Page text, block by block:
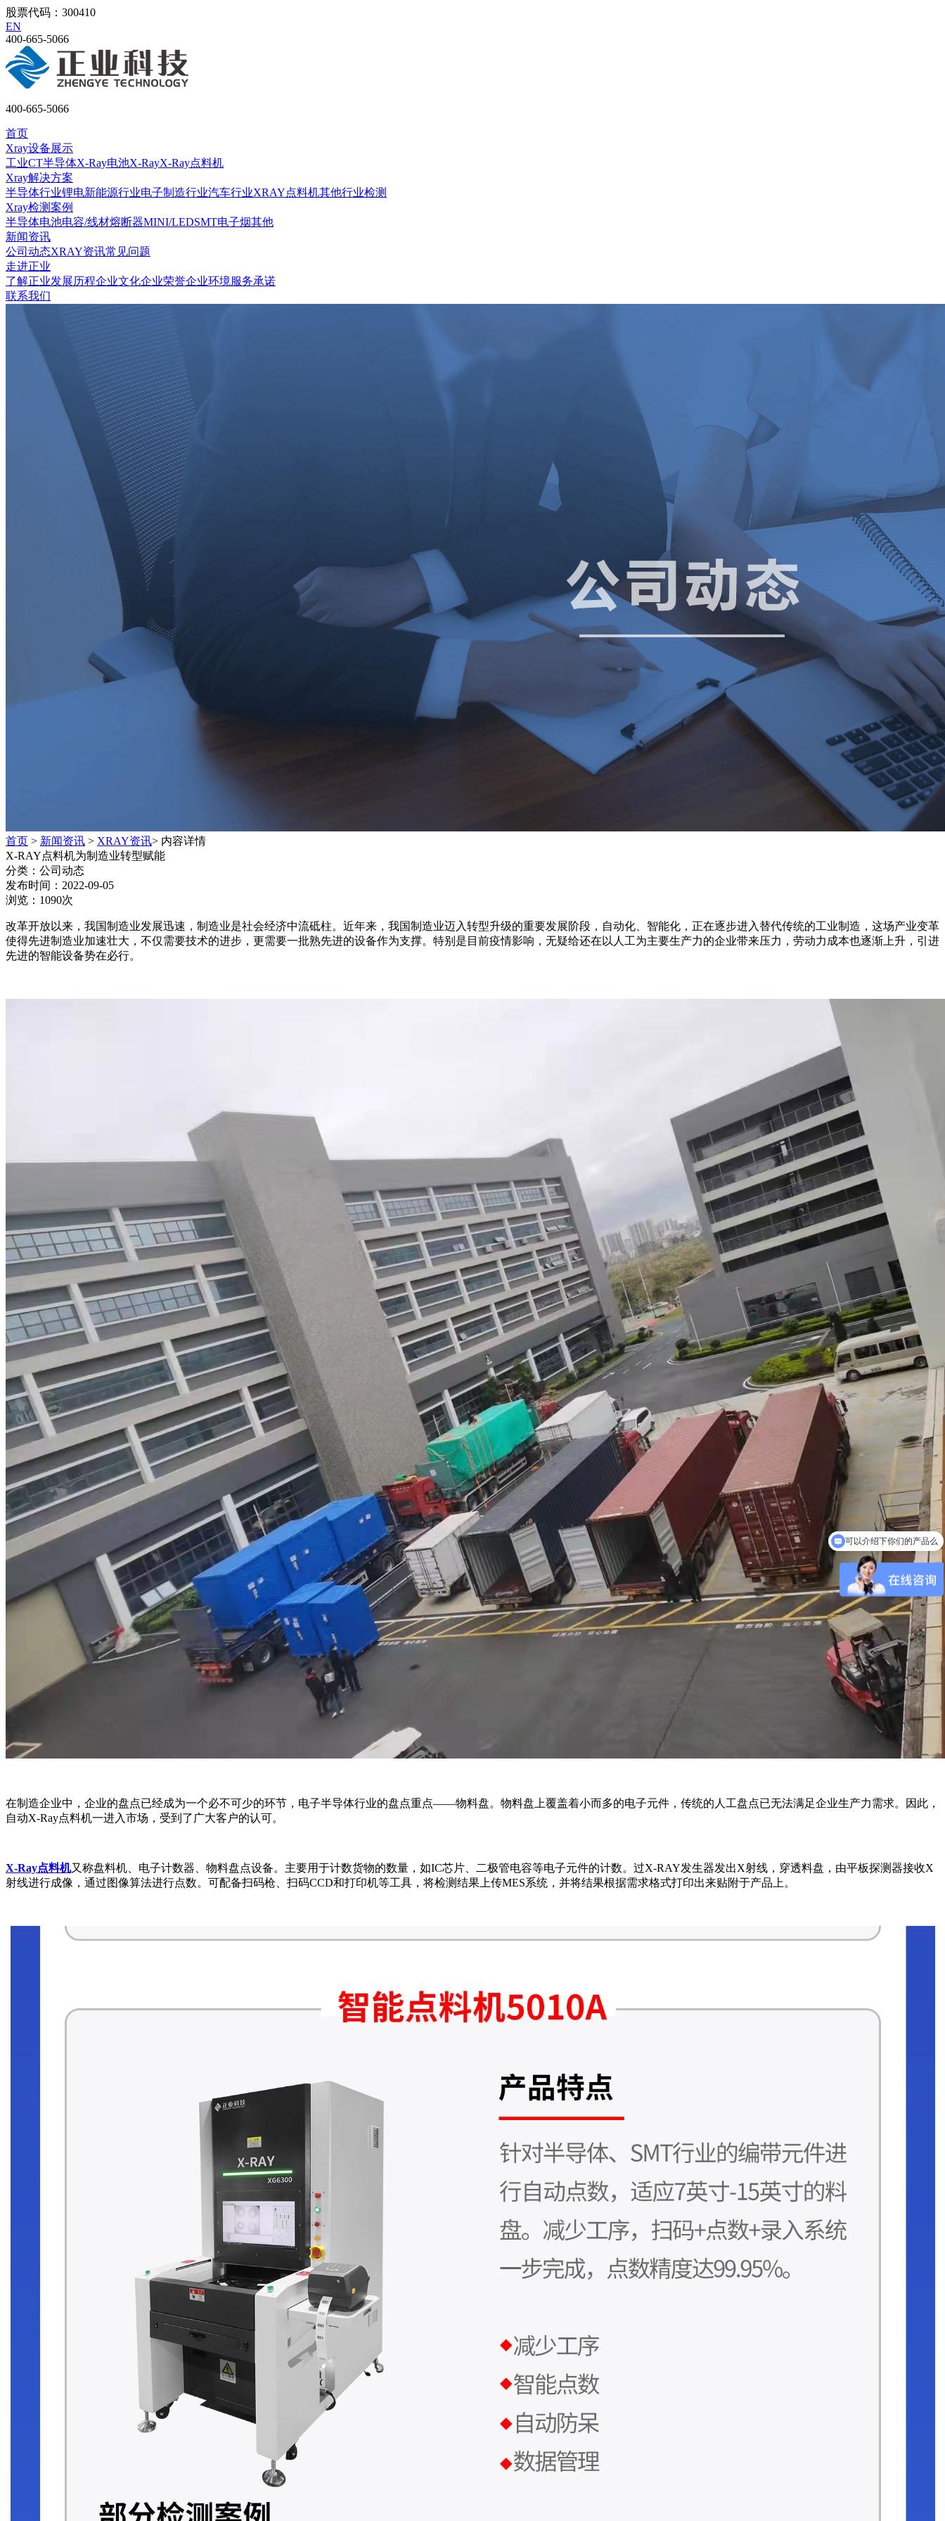
股票代码：300410
EN
400-665-5066
400-665-5066
首页
Xray设备展示
工业CT半导体X-Ray电池X-RayX-Ray点料机
Xray解决方案
半导体行业锂电新能源行业电子制造行业汽车行业XRAY点料机其他行业检测
Xray检测案例
半导体电池电容/线材熔断器MINI/LEDSMT电子烟其他
新闻资讯
公司动态XRAY资讯常见问题
走进正业
了解正业发展历程企业文化企业荣誉企业环境服务承诺
联系我们
首页 > 新闻资讯 > XRAY资讯> 内容详情
X-RAY点料机为制造业转型赋能
分类： 公司动态
发布时间： 2022-09-05
浏览： 1090次
改革开放以来，我国制造业发展迅速，制造业是社会经济中流砥柱。近年来，我国制造业迈入转型升级的重要发展阶段，自动化、智能化，正在逐步进入替代传统的工业制造，这场产业变革
使得先进制造业加速壮大，不仅需要技术的进步，更需要一批熟先进的设备作为支撑。特别是目前疫情影响，无疑给还在以人工为主要生产力的企业带来压力，劳动力成本也逐渐上升，引进
先进的智能设备势在必行。
在制造企业中，企业的盘点已经成为一个必不可少的环节，电子半导体行业的盘点重点——物料盘。物料盘上覆盖着小而多的电子元件，传统的人工盘点已无法满足企业生产力需求。因此，
自动X-Ray点料机一进入市场，受到了广大客户的认可。
X-Ray点料机又称盘料机、电子计数器、物料盘点设备。主要用于计数货物的数量，如IC芯片、二极管电容等电子元件的计数。过X-RAY发生器发出X射线，穿透料盘，由平板探测器接收X
射线进行成像，通过图像算法进行点数。可配备扫码枪、扫码CCD和打印机等工具，将检测结果上传MES系统，并将结果根据需求格式打印出来贴附于产品上。
可以介绍下你们的产品么